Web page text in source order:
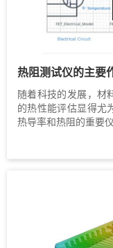
热阻测试仪的主要
随着科技的发展，材
的热性能评估显得尤
热导率和热阻的重要